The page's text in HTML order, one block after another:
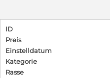
ID
Preis
Einstelldatum
Kategorie
Rasse